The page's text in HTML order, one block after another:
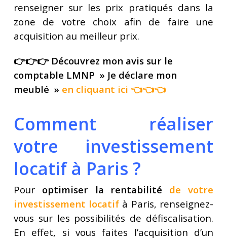
renseigner sur les prix pratiqués dans la
zone de votre choix afin de faire une
acquisition au meilleur prix.
👉👉👉 Découvrez mon avis sur le
comptable LMNP » Je déclare mon
meublé » en cliquant ici 👈👈👈
Comment réaliser
votre investissement
locatif à Paris ?
Pour optimiser la rentabilité de votre
investissement locatif à Paris, renseignez-
vous sur les possibilités de défiscalisation.
En effet, si vous faites l’acquisition d’un